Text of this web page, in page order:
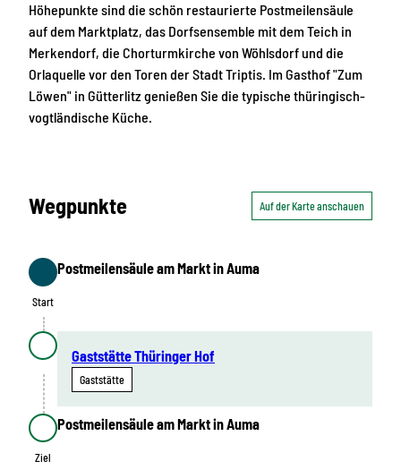
Höhepunkte sind die schön restaurierte Postmeilensäule
auf dem Marktplatz, das Dorfsensemble mit dem Teich in
Merkendorf, die Chorturmkirche von Wöhlsdorf und die
Orlaquelle vor den Toren der Stadt Triptis. Im Gasthof "Zum
Löwen" in Gütterlitz genießen Sie die typische thüringisch-
vogtländische Küche.
Wegpunkte Auf der Karte anschauen
Start
Start
Postmeilensäule am Markt in Auma
Gaststätte Thüringer Hof
Gaststätte
Ziel
Ziel
Postmeilensäule am Markt in Auma